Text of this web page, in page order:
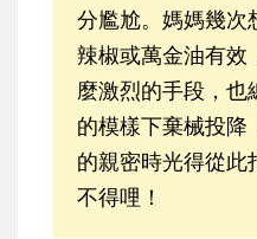
分尷尬。媽媽幾次
辣椒或萬金油有效
麼激烈的手段，也
的模樣下棄械投降
的親密時光得從此
不得哩！